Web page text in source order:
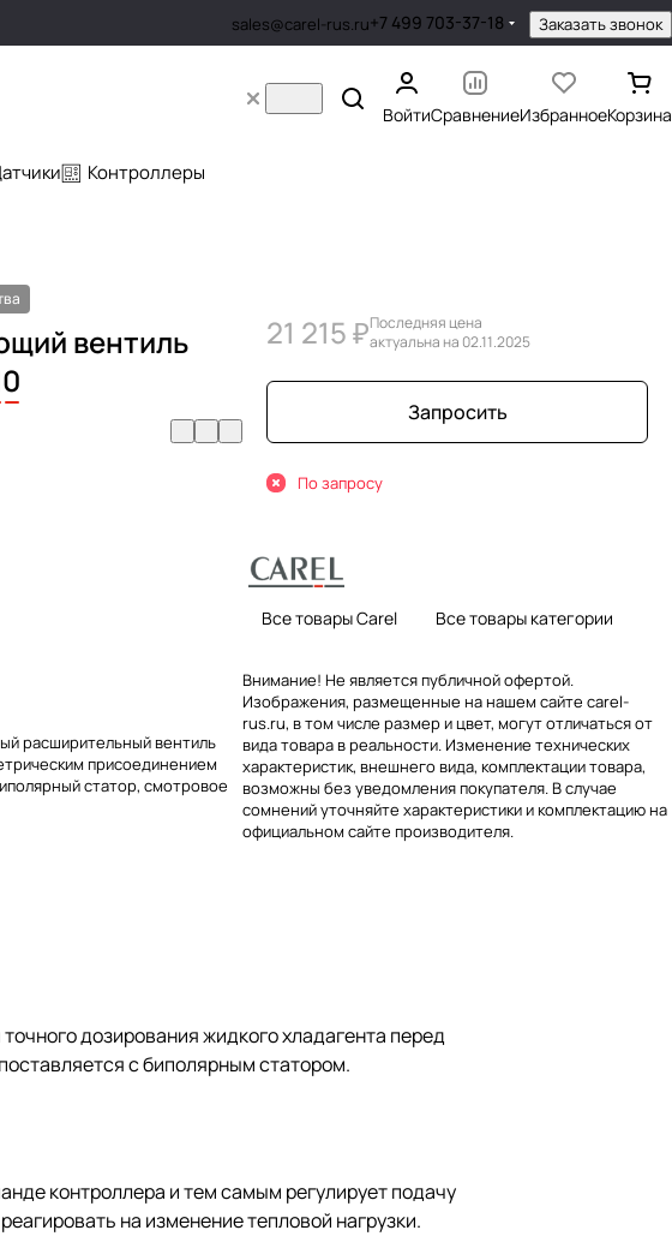
sales@carel-rus.ru+7 499 703-37-18 Заказать звонок
ВойтиСравнениеИзбранноеКорзина
Контроллеры
вентиль
0
расширительный вентиль
присоединением
статор, смотровое
21 215 ₽Последняя цена
актуальна на 02.11.2025
Запросить
По запросу
Все товары Carel Все товары категории
Внимание! Не является публичной офертой.
Изображения, размещенные на нашем сайте carel-
rus.ru, в том числе размер и цвет, могут отличаться от
вида товара в реальности. Изменение технических
характеристик, внешнего вида, комплектации товара,
возможны без уведомления покупателя. В случае
сомнений уточняйте характеристики и комплектацию на
официальном сайте производителя.
дозирования жидкого хладагента перед
с биполярным статором.
контроллера и тем самым регулирует подачу
на изменение тепловой нагрузки.